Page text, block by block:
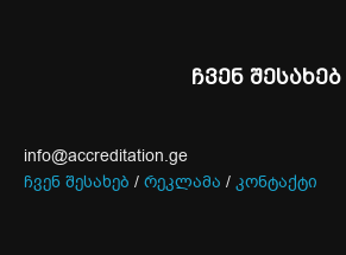
ჩვენ შესახებ
info@accreditation.ge
ჩვენ შესახებ / რეკლამა / კონტაქტი